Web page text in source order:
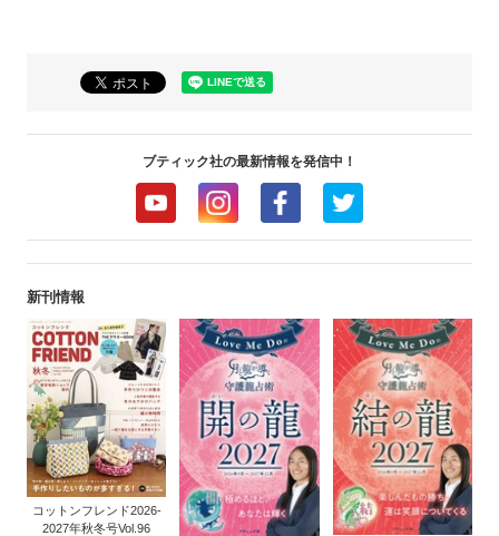
ブティック社の最新情報を発信中！
新刊情報
コットンフレンド2026-
2027年秋冬号Vol.96